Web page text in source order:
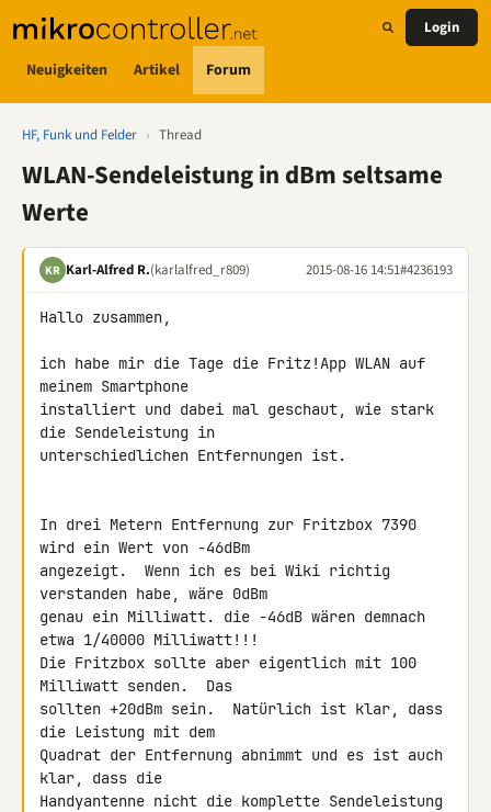
Neuigkeiten Artikel Forum
Login
HF, Funk und Felder › Thread
WLAN-Sendeleistung in dBm seltsame
Werte
KR Karl-Alfred R.(karlalfred_r809) 2015-08-16 14:51#4236193
Hallo zusammen,
ich habe mir die Tage die Fritz!App WLAN auf
meinem Smartphone
installiert und dabei mal geschaut, wie stark
die Sendeleistung in
unterschiedlichen Entfernungen ist.
In drei Metern Entfernung zur Fritzbox 7390
wird ein Wert von -46dBm
angezeigt.  Wenn ich es bei Wiki richtig
verstanden habe, wäre 0dBm
genau ein Milliwatt. die -46dB wären demnach
etwa 1/40000 Milliwatt!!!
Die Fritzbox sollte aber eigentlich mit 100
Milliwatt senden.  Das
sollten +20dBm sein.  Natürlich ist klar, dass
die Leistung mit dem
Quadrat der Entfernung abnimmt und es ist auch
klar, dass die
Handyantenne nicht die komplette Sendeleistung